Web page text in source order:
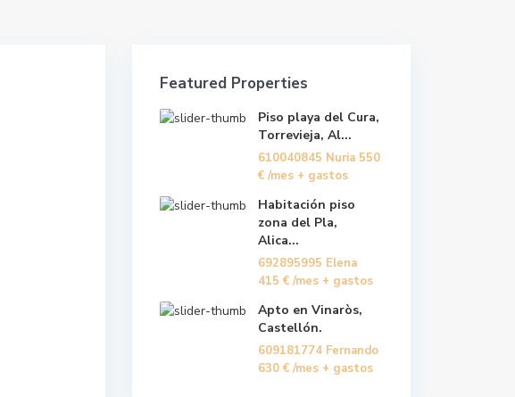
Featured Properties
Piso playa del Cura,
Torrevieja, Al...
610040845 Nuria 550
€ /mes + gastos
Habitación piso
zona del Pla,
Alica...
692895995 Elena
415 € /mes + gastos
Apto en Vinaròs,
Castellón.
609181774 Fernando
630 € /mes + gastos